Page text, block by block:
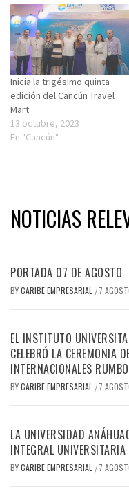
Inicia la trigésimo quinta
edición del Cancún Travel
Mart
13 octubre, 2023
En "Cancún"
NOTICIAS
PORTADA 07 DE AGOSTO
BYCARIBE EMPRESARIAL / 7
EL INSTITUTO
CELEBRÓ LA CEREMONIA
INTERNACIONALES
BYCARIBE EMPRESARIAL / 7
LA UNIVERSIDAD
INTEGRAL
BYCARIBE EMPRESARIAL / 7